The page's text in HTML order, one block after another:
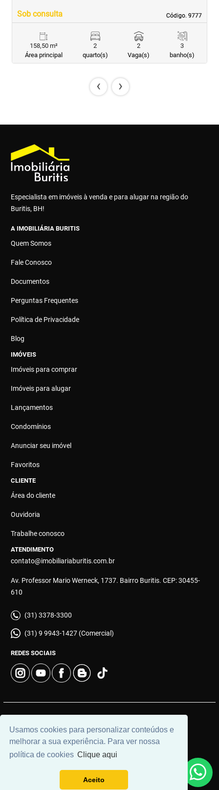
Usamos cookies para personalizar conteúdos e
melhorar a sua experiência. Para ver nossa
política de cookies Clique aqui
Aceito
Código. 9777
Código. 9777
Sob consulta
158,50 m²
Área principal
2
quarto(s)
2
Vaga(s)
3
banho(s)
‹ ›
Especialista em imóveis à venda e para alugar na região do
Buritis, BH!
A IMOBILIÁRIA BURITIS
Quem Somos
Fale Conosco
Documentos
Perguntas Frequentes
Política de Privacidade
Blog
IMÓVEIS
Imóveis para comprar
Imóveis para alugar
Lançamentos
Condomínios
Anunciar seu imóvel
Favoritos
CLIENTE
Área do cliente
Ouvidoria
Trabalhe conosco
ATENDIMENTO
contato@imobiliariaburitis.com.br
Av. Professor Mario Werneck, 1737. Bairro Buritis. CEP: 30455-
610
(31) 3378-3300
(31) 9 9943-1427 (Comercial)
REDES SOCIAIS
Universal Software.